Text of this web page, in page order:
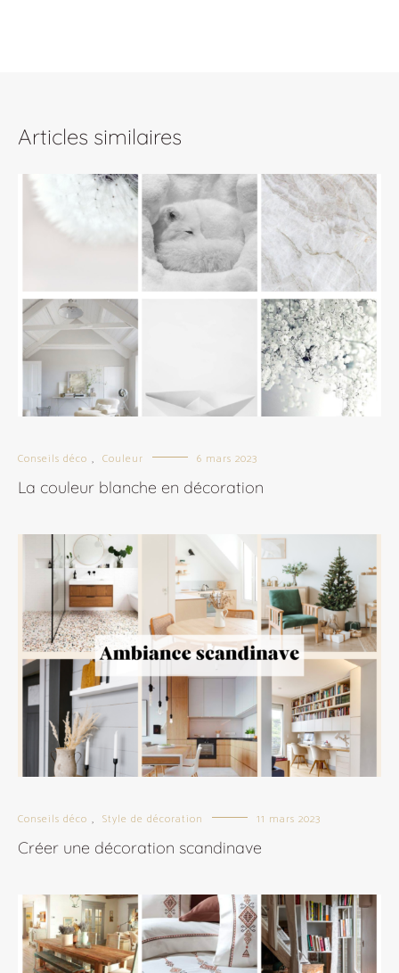
Articles similaires
Conseils déco Couleur 6 mars 2023
La couleur blanche en décoration
Conseils déco Style de décoration 11 mars 2023
Créer une décoration scandinave